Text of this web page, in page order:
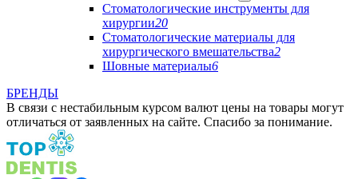
Стоматологические инструменты для
хирургии20
Стоматологические материалы для
хирургического вмешательства2
Шовные материалы6
БРЕНДЫ
В связи с нестабильным курсом валют цены на товары могут
отличаться от заявленных на сайте. Спасибо за понимание.